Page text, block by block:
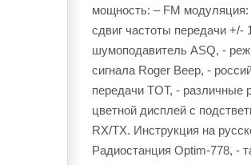
мощность: – FM модуляция:
сдвиг частоты передачи
шумоподавитель ASQ, -
сигнала Roger Beep, -
передачи TOT, -
цветной дисплей с
RX/TX. Инструкция на
Радиостанция Optim-778, -